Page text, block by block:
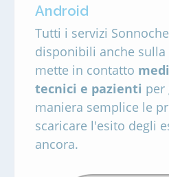
Android
Tutti i servizi
disponibili anche sulla
mette in contatto
tecnici e pazienti per
maniera semplice le
scaricare l'esito degli
ancora.